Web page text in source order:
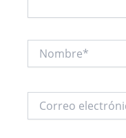
Nombre*
electrónico*